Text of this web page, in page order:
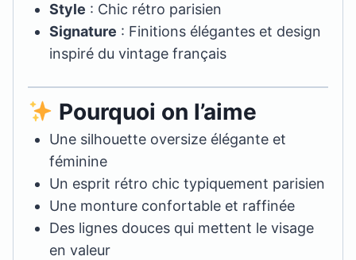
Style : Chic rétro parisien
Signature : Finitions élégantes et design
inspiré du vintage français
Pourquoi on l’aime
Une silhouette oversize élégante et
féminine
Un esprit rétro chic typiquement parisien
Une monture confortable et raffinée
Des lignes douces qui mettent le visage
en valeur